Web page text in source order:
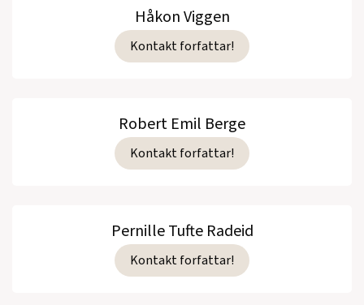
Håkon Viggen
Kontakt forfattar!
Robert Emil Berge
Kontakt forfattar!
Pernille Tufte Radeid
Kontakt forfattar!